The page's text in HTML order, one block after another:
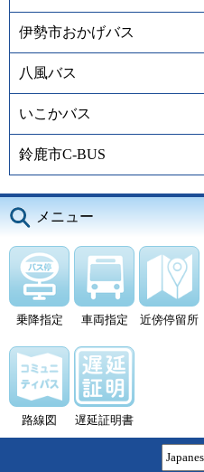
伊勢市おかげバス
八風バス
いこかバス
鈴鹿市C-BUS
メニュー
乗降指定 車両指定 近傍停留所
路線図 遅延証明書